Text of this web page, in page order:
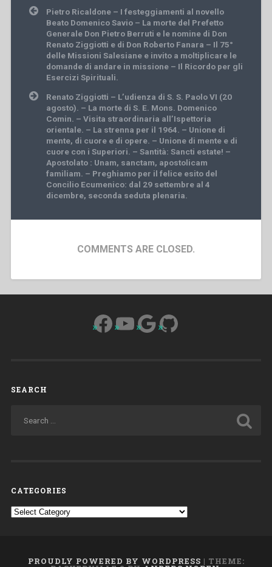
Post
navigation
Pietro Ricaldone – I festeggiamenti al novello
Beato Domenico Savio – La morte del Prefetto
Generale Don Pietro Berruti e le nomine di Don
Renato Ziggiotti e di Don Roberto Fanara – Il 75°
delle Missioni Salesiane e invito a moltiplicare le
domande di andare in missione – Il Ricordo per gli
Esercizi Spirituali.
Renato Ziggiotti – L’udienza di S. S. Paolo VI (20
agosto). – La morte di S. E. Mons. Domenico
Comin. – Visita straordinaria all’Ispettoria
orientale. – La strenna per il 1964. – Unione di
mente, di cuore e di opere. – Unione di mente e di
cuore con i Superiori. – Santità: Sancti estate! –
Apostolato : Unam, sanctam, apostolicam
familiam. – Preghiamo per il felice esito del
Concilio Ecumenico: dal 29 settembre al 4
dicembre, seconda seduta plenaria.
COMMENTS ARE CLOSED.
Facebook
YouTube
Google
GitHub
SEARCH
CATEGORIES
Categories
PROUDLY POWERED BY WORDPRESS | THEME: